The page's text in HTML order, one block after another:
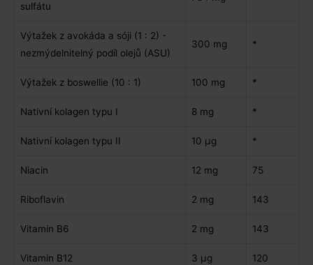
sulfátu
Výtažek z avokáda a sóji (1 : 2) -
nezmýdelnitelný podíl olejů (ASU)
300 mg *
Výtažek z boswellie (10 : 1) 100 mg *
Nativní kolagen typu I 8 mg *
Nativní kolagen typu II 10 μg *
Niacin 12 mg 75
Riboflavin 2 mg 143
Vitamin B6 2 mg 143
Vitamin B12 3 μg 120